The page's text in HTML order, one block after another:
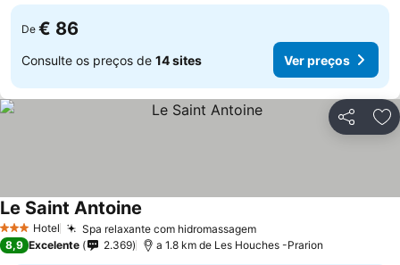
De € 86
Consulte os preços de 14 sites Ver preços
Partilhar
3 EstrelasHotel Spa relaxante com hidromassagem
Le Saint Antoine
8,9 Excelente 2.369 a 1.8 km de Les Houches -Prarion